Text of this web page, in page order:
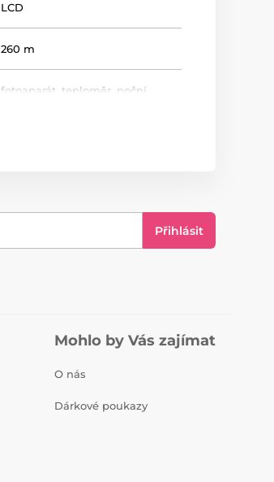
LCD
260 m
fotoaparát, teploměr, noční
Přihlásit
Mohlo by Vás zajímat
O nás
Dárkové poukazy